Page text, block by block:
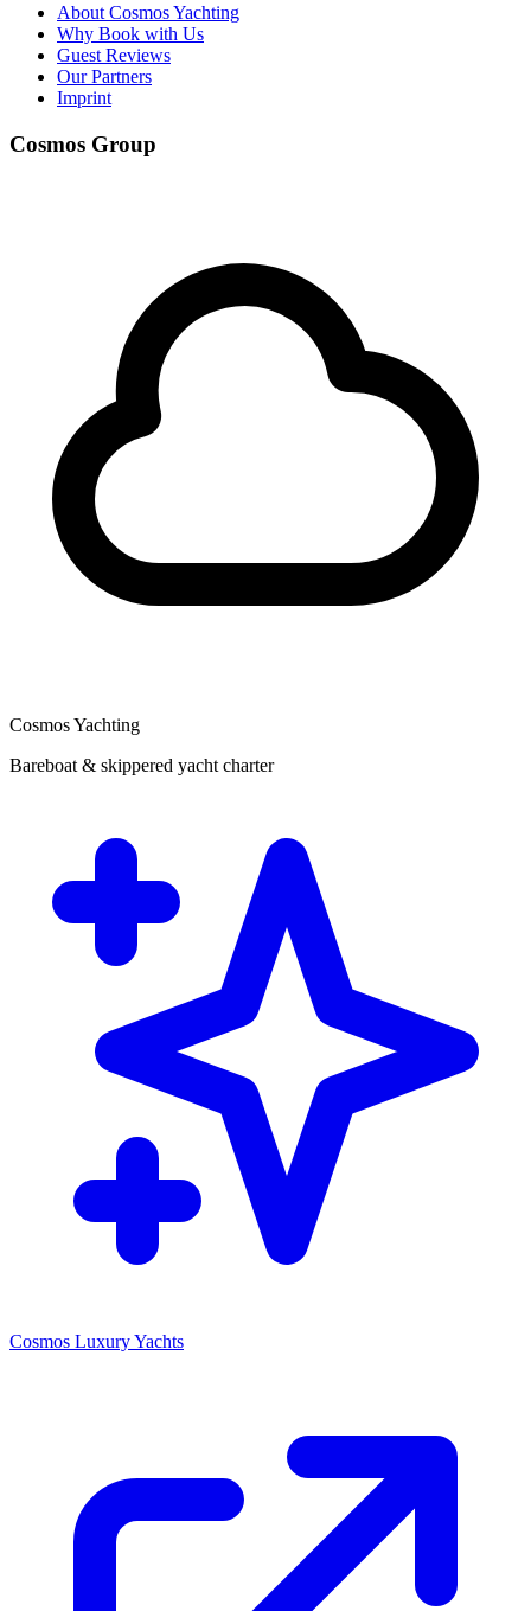
About Cosmos Yachting
Why Book with Us
Guest Reviews
Our Partners
Imprint
Cosmos Group
Cosmos Yachting
Bareboat & skippered yacht charter
Cosmos Luxury Yachts